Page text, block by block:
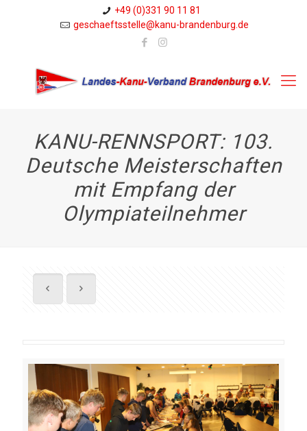
+49 (0)331 90 11 81
geschaeftsstelle@kanu-brandenburg.de
KANU-RENNSPORT: 103.
Deutsche Meisterschaften
mit Empfang der
Olympiateilnehmer